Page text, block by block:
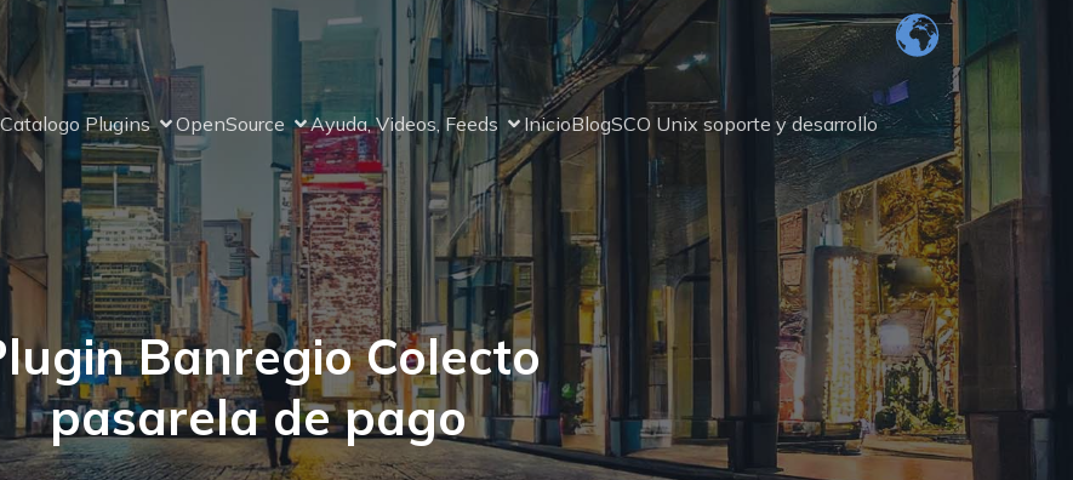
Catalogo Plugins OpenSource Ayuda, Videos, Feeds InicioBlogSCO Unix soporte y desarrollo
Banregio Colecto
pasarela de pago